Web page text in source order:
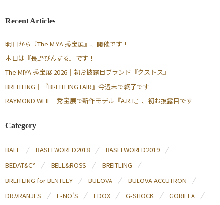
Recent Articles
明日から『The MIYA 秀宝展』、開催です！
本日は『長野びんずる』です！
The MIYA 秀宝展 2026｜初お披露目ブランド『クストス』
BREITLING｜『BREITLING FAIR』今週末で終了です
RAYMOND WEIL｜秀宝展で新作モデル『A.R.T.』、初お披露目です
Category
BALL BASELWORLD2018
BASELWORLD2019
BEDAT&C°
BELL&ROSS
BREITLING
BREITLING for BENTLEY
BULOVA
BULOVA ACCUTRON
DR.VRANJES
E-NO'S EDOX G-SHOCK
GORILLA